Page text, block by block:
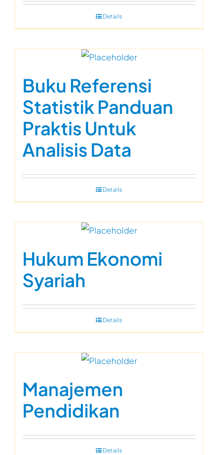
Details
Buku Referensi
Statistik Panduan
Praktis Untuk
Analisis Data
Details
Hukum Ekonomi
Syariah
Details
Manajemen
Pendidikan
Details